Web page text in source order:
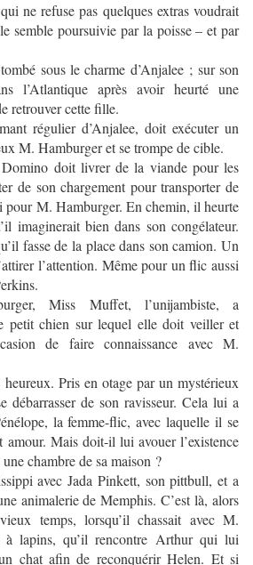
ne refuse pas quelques extras voudrait
semble poursuivie par la poisse – et par
sous le charme d’Anjalee ; sur son
l’Atlantique après avoir heurté une
retrouver cette fille.
régulier d’Anjalee, doit exécuter un
M. Hamburger et se trompe de cible.
doit livrer de la viande pour les
de son chargement pour transporter de
pour M. Hamburger. En chemin, il heurte
imaginerait bien dans son congélateur.
fasse de la place dans son camion. Un
l’attention. Même pour un flic aussi
Miss Muffet, l’unijambiste, a
petit chien sur lequel elle doit veiller et
de faire connaissance avec M.
Pris en otage par un mystérieux
débarrasser de son ravisseur. Cela lui a
la femme-flic, avec laquelle il se
Mais doit-il lui avouer l’existence
chambre de sa maison ?
avec Jada Pinkett, son pittbull, et a
animalerie de Memphis. C’est là, alors
temps, lorsqu’il chassait avec M.
à lapins, qu’il rencontre Arthur qui lui
chat afin de reconquérir Helen. Et si